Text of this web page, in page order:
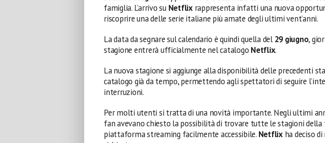
famiglia. L’arrivo su Netflixrappresenta infatti una nuova
riscoprire una delle serie italiane più amate degli ultimi vent’anni.
La data da segnare sul calendario è quindi quella del 29 giugno,
stagione entrerà ufficialmente nel catalogo Netflix.
La nuova stagione si aggiunge alla disponibilità delle precedenti
catalogo già da tempo, permettendo agli spettatori di seguire
interruzioni.
Per molti utenti si tratta di una novità importante. Negli ultimi
fan avevano chiesto la possibilità di trovare tutte le stagioni della
piattaforma streaming facilmente accessibile. Netflixha deciso di